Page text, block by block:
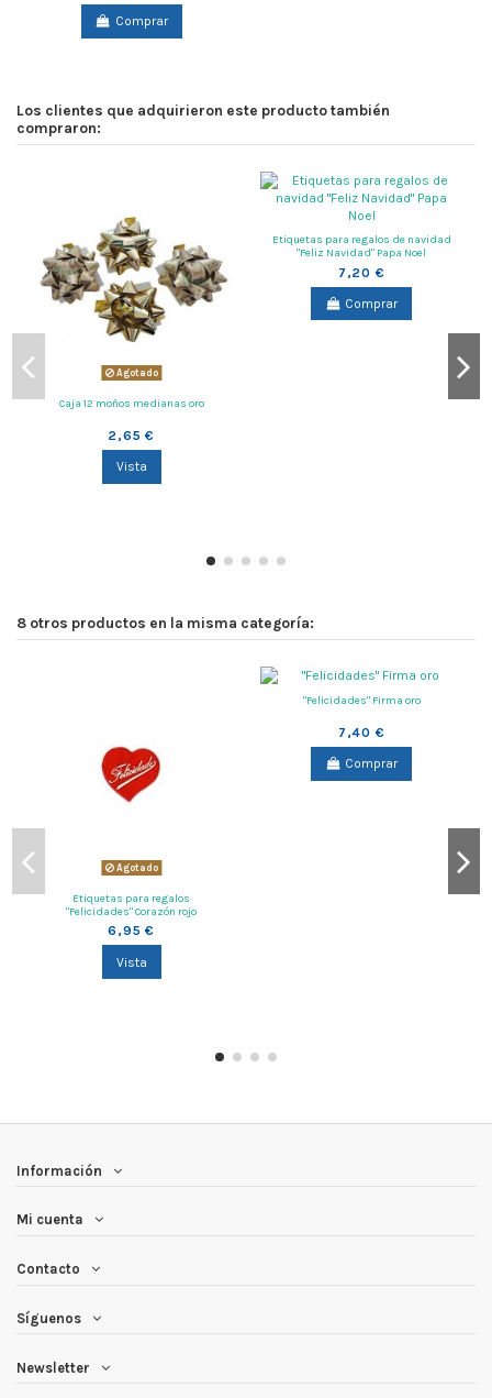
Comprar
Los clientes que adquirieron este producto también
compraron:
Agotado
Caja 12 moños medianas oro
2,65 €
Vista
Etiquetas para regalos de navidad
"Feliz Navidad" Papa Noel
7,20 €
Comprar
8 otros productos en la misma categoría:
Agotado
Etiquetas para regalos
"Felicidades" Corazón rojo
6,95 €
Vista
"Felicidades" Firma oro
7,40 €
Comprar
Información
Mi cuenta
Contacto
Síguenos
Newsletter